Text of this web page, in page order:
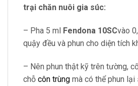
trại chăn nuôi gia súc:
– Pha 5 ml Fendona 10SCvào
quậy đều và phun cho diện tích
– Nên phun thật kỹ trên tường,
chỗ côn trùng mà có thể phun